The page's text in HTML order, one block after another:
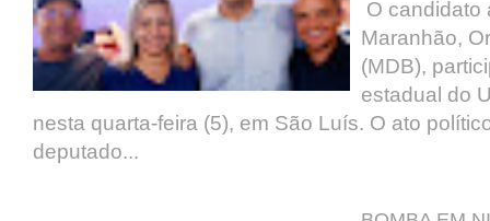
"FANTASMA" GANHA
NOVOS CAPÍTULOS.
As denúncias sobre possíveis
irregularidades na folha de
Nina Rodrigues continuam
levantando questionamentos ...
WALLAS ROCHA
O candidato
Maranhão,
(MDB),
estadual do
nesta quarta-feira (5), em São Luís. O ato
deputado...